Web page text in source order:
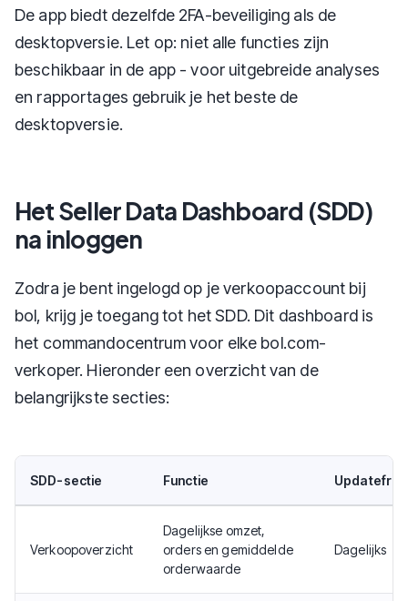
De app biedt dezelfde 2FA-beveiliging als de
desktopversie. Let op: niet alle functies zijn
beschikbaar in de app - voor uitgebreide analyses
en rapportages gebruik je het beste de
desktopversie.
Het Seller Data Dashboard (SDD)
na inloggen
Zodra je bent ingelogd op je verkoopaccount bij
bol, krijg je toegang tot het SDD. Dit dashboard is
het commandocentrum voor elke bol.com-
verkoper. Hieronder een overzicht van de
belangrijkste secties:
SDD-sectie Functie
Verkoopoverzicht
Dagelijkse omzet,
orders en gemiddelde
orderwaarde
Dagelijks